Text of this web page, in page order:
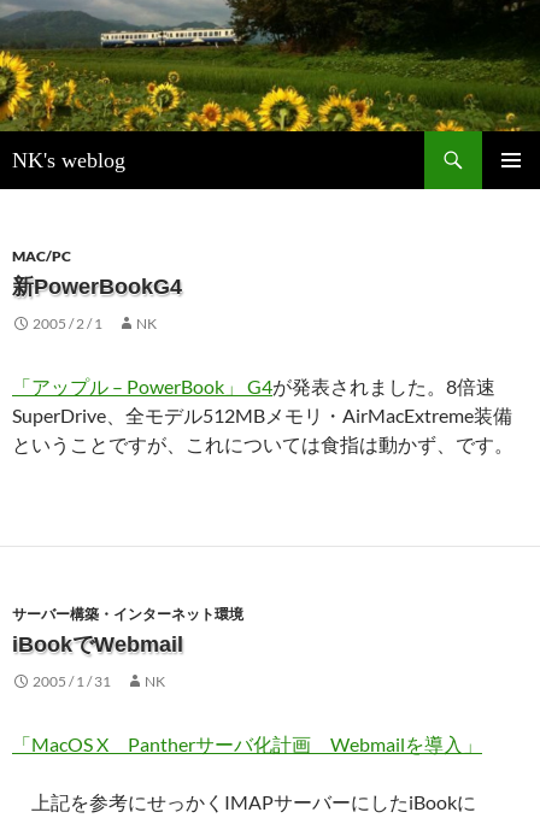
NK's weblog
索
ン
ツ
ス
ッ
プ
MAC/PC
新PowerBookG4
2005 / 2 / 1 NK
「アップル – PowerBook」 G4が発表されました。8倍速
SuperDrive、全モデル512MBメモリ・AirMacExtreme装備
ということですが、これについては食指は動かず、です。
サーバー構築・インターネット環境
iBookでWebmail
2005 / 1 / 31 NK
「MacOS X Pantherサーバ化計画 Webmailを導入」
上記を参考にせっかくIMAPサーバーにしたiBookに